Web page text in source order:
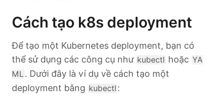
Cách tạo k8s deployment
Để tạo một Kubernetes deployment, bạn có
thể sử dụng các công cụ như kubectl hoặc YA
ML. Dưới đây là ví dụ về cách tạo một
deployment bằng kubectl :